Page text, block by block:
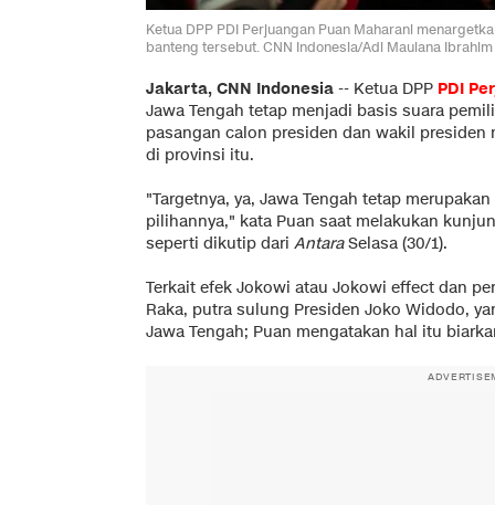
Ketua DPP PDI Perjuangan Puan Maharani
banteng tersebut. CNN Indonesia/Adi Maulana Ibrahim
Jakarta, CNN Indonesia -- Ketua DPP PDI
Jawa Tengah tetap menjadi basis suara
pasangan calon presiden dan wakil
di provinsi itu.
"Targetnya, ya, Jawa Tengah tetap
pilihannya," kata Puan saat melakukan
seperti dikutip dari AntaraSelasa (30/1).
Terkait efek Jokowi atau Jokowi effect dan
Raka, putra sulung Presiden Joko Widodo,
Jawa Tengah; Puan mengatakan hal itu